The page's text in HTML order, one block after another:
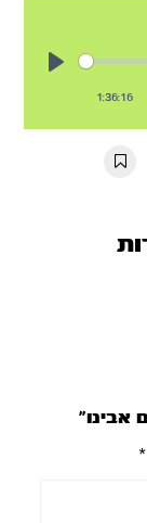
1:36:16
*